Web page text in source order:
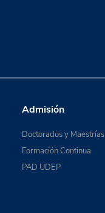
Admisión
Doctorados y Maestrías
Formación Continua
PAD UDEP